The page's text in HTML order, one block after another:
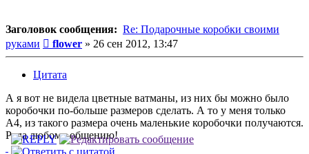
Заголовок сообщения: Re: Подарочные коробки своими
руками
Сообщение
flower » 26 сен 2012, 13:47
Цитата
А я вот не видела цветные ватманы, из них бы можно было
коробочки по-больше размеров сделать. А то у меня только
А4, из такого размера очень маленькие коробочки получаются.
Рада любому общению!